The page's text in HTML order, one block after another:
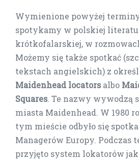
Wymienione powyżej
spotykamy w polskiej
krótkofalarskiej, w
Możemy się także spotkać
tekstach angielskich) z
Maidenhead locators albo
Squares. Te nazwy wywodzą
miasta Maidenhead. W 1980
tym mieście odbyło się
Managerów Europy. Podczas
przyjęto system lokatorów